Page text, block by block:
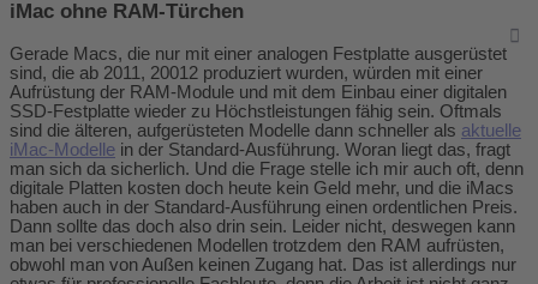
iMac ohne RAM-Türchen
Gerade Macs, die nur mit einer analogen Festplatte ausgerüstet
sind, die ab 2011, 20012 produziert wurden, würden mit einer
Aufrüstung der RAM-Module und mit dem Einbau einer digitalen
SSD-Festplatte wieder zu Höchstleistungen fähig sein. Oftmals
sind die älteren, aufgerüsteten Modelle dann schneller als aktuelle
iMac-Modelle in der Standard-Ausführung. Woran liegt das, fragt
man sich da sicherlich. Und die Frage stelle ich mir auch oft, denn
digitale Platten kosten doch heute kein Geld mehr, und die iMacs
haben auch in der Standard-Ausführung einen ordentlichen Preis.
Dann sollte das doch also drin sein. Leider nicht, deswegen kann
man bei verschiedenen Modellen trotzdem den RAM aufrüsten,
obwohl man von Außen keinen Zugang hat. Das ist allerdings nur